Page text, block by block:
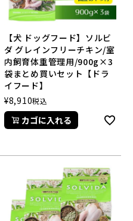
【犬 ドッグフード】ソルビ
ダ グレインフリーチキン/室
内飼育体重管理用/900g×3
袋まとめ買いセット【ドラ
イフード】
¥8,910税込
カゴに入れる